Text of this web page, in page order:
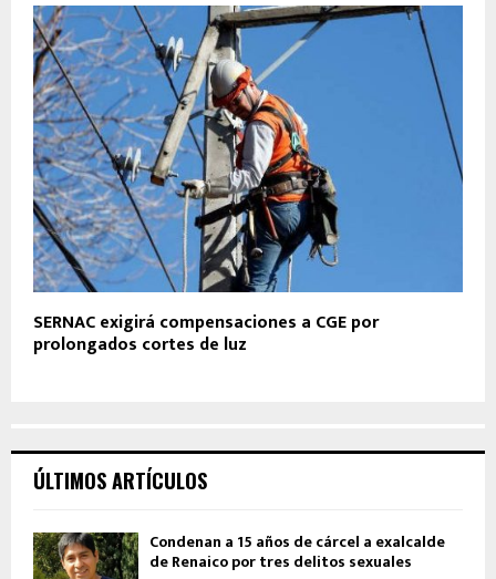
SERNAC exigirá compensaciones a CGE por
prolongados cortes de luz
ÚLTIMOS ARTÍCULOS
Condenan a 15 años de cárcel a exalcalde
de Renaico por tres delitos sexuales